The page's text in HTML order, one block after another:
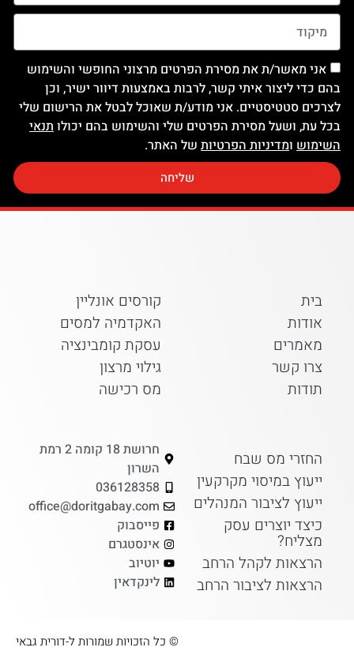
אני מאשר/ת את מסירת הפרטים מרצוני החופשי והשימוש
בהם כדי ליצור איתי קשר, לרבות באמצעות דיוור ישיר, וכן
לצרכים סטטיסטיים. אני מודע/ת שאוכל לבטל את הרישום שלי
בכל עת, ושעל מסירת הפרטים שלי והשימוש בהם יכולותנאי
השימוש ומדיניות הפרטיות של האתר.
שליחה
בית
אודות
מאמרים
צרו קשר
תודות
קורסים אונליין
האקדמיה למסים
עסקת קומבינציה
גילוי מרצון
מס רכישה
החזרי מס שבח
ייעוץ במיסוי מקרקעין
ייעוץ לציבור המנהלים
כיצד יוצרים עסק
מצליח?
הרצאות לקהל הרחב
הרצאות לציבור הרחב
חרושת 18 קומה 2 רמת
השרון
036128358
office@doritgabay.com
פייסבוק
אינסטגרם
יוטיוב
לינקדאין
© כל הזכויות שמורות ל-דורית גבאי​